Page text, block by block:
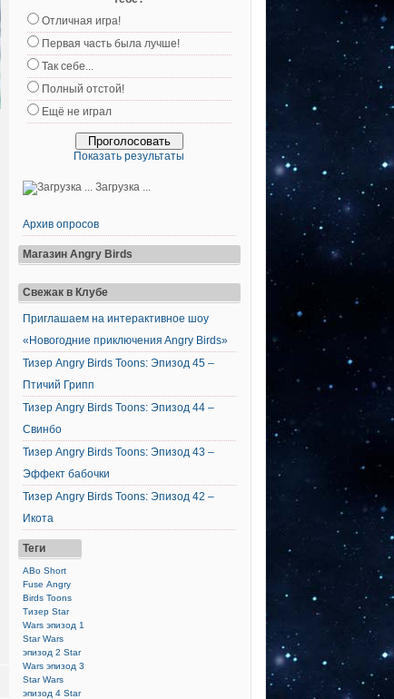
Отличная игра!
Первая часть была лучше!
Так себе...
Полный отстой!
Ещё не играл
Показать результаты
Загрузка ...
Архив опросов
Магазин Angry Birds
Свежак в Клубе
Приглашаем на интерактивное шоу
«Новогодние приключения Angry Birds»
Тизер Angry Birds Toons: Эпизод 45 –
Птичий Грипп
Тизер Angry Birds Toons: Эпизод 44 –
Свинбо
Тизер Angry Birds Toons: Эпизод 43 –
Эффект бабочки
Тизер Angry Birds Toons: Эпизод 42 –
Икота
Теги
ABo Short
Fuse Angry
Birds Toons
Тизер Star
Wars эпизод 1
Star Wars
эпизод 2 Star
Wars эпизод 3
Star Wars
эпизод 4 Star